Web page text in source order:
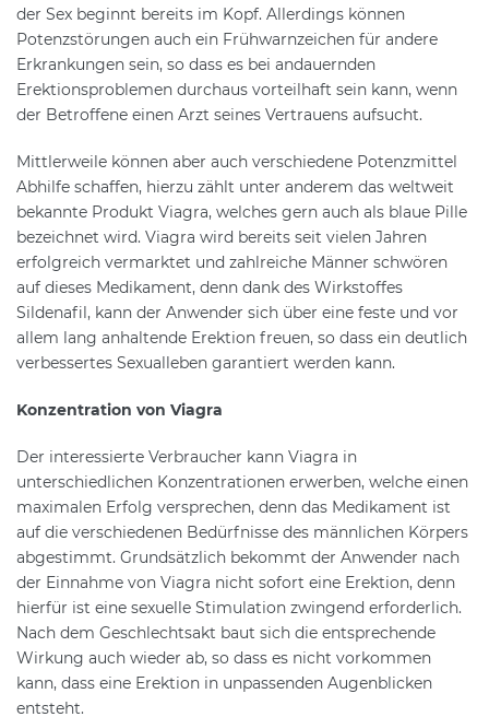
der Sex beginnt bereits im Kopf. Allerdings können
Potenzstörungen auch ein Frühwarnzeichen für andere
Erkrankungen sein, so dass es bei andauernden
Erektionsproblemen durchaus vorteilhaft sein kann, wenn
der Betroffene einen Arzt seines Vertrauens aufsucht.
Mittlerweile können aber auch verschiedene Potenzmittel
Abhilfe schaffen, hierzu zählt unter anderem das weltweit
bekannte Produkt Viagra, welches gern auch als blaue Pille
bezeichnet wird. Viagra wird bereits seit vielen Jahren
erfolgreich vermarktet und zahlreiche Männer schwören
auf dieses Medikament, denn dank des Wirkstoffes
Sildenafil, kann der Anwender sich über eine feste und vor
allem lang anhaltende Erektion freuen, so dass ein deutlich
verbessertes Sexualleben garantiert werden kann.
Konzentration von Viagra
Der interessierte Verbraucher kann Viagra in
unterschiedlichen Konzentrationen erwerben, welche einen
maximalen Erfolg versprechen, denn das Medikament ist
auf die verschiedenen Bedürfnisse des männlichen Körpers
abgestimmt. Grundsätzlich bekommt der Anwender nach
der Einnahme von Viagra nicht sofort eine Erektion, denn
hierfür ist eine sexuelle Stimulation zwingend erforderlich.
Nach dem Geschlechtsakt baut sich die entsprechende
Wirkung auch wieder ab, so dass es nicht vorkommen
kann, dass eine Erektion in unpassenden Augenblicken
entsteht.